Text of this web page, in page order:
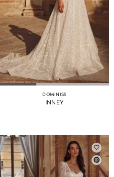
DOMINISS
INNEY